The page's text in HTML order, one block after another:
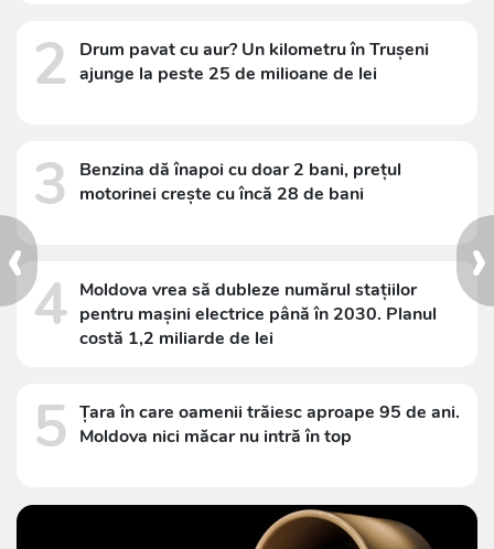
›
‹
2
Drum pavat cu aur? Un kilometru în Trușeni
ajunge la peste 25 de milioane de lei
3
Benzina dă înapoi cu doar 2 bani, prețul
motorinei crește cu încă 28 de bani
4 Moldova vrea să dubleze numărul stațiilor
pentru mașini electrice până în 2030. Planul
costă 1,2 miliarde de lei
5 Țara în care oamenii trăiesc aproape 95 de ani.
Moldova nici măcar nu intră în top